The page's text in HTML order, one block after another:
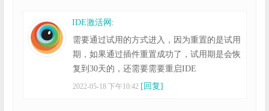
IDE激活网 :
需要通过试用的方式进入，因为重置的是试用
期，如果通过插件重置成功了，试用期是会恢
复到30天的，还需要需要重启IDE
2022-05-18 下午10:42 [回复]